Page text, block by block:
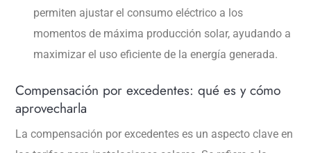
permiten ajustar el consumo eléctrico a los
momentos de máxima producción solar, ayudando a
maximizar el uso eficiente de la energía generada.
Compensación por excedentes: qué es y cómo
aprovecharla
La compensación por excedentes es un aspecto clave en